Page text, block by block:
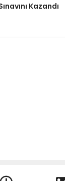
Kazandı